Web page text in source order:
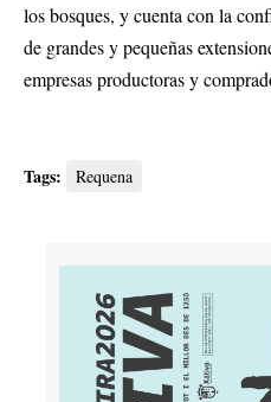
los bosques, y cuenta con la
de grandes y pequeñas
empresas productoras y
Tags: Requena